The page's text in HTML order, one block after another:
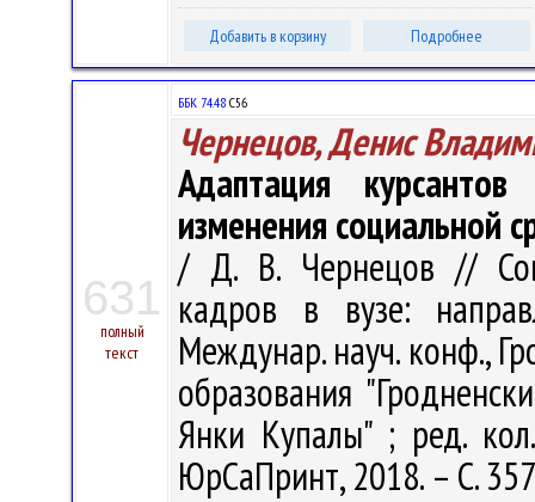
Добавить в корзину Подробнее
631
полный
текст
ББК 74.48 С56
Чернецов, Денис
Адаптация
изменения социальной
/ Д. В. Чернецов //
кадров в вузе:
Междунар. науч. конф.,
образования
Янки Купалы" ; ред.
ЮрСаПринт, 2018. – С.